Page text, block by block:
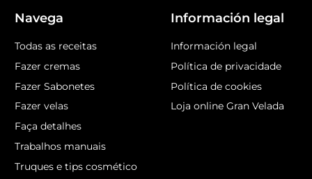
Navega
Todas as receitas
Fazer cremas
Fazer Sabonetes
Fazer velas
Faça detalhes
Trabalhos manuais
Truques e tips cosmético
Información legal
Información legal
Política de privacidade
Política de cookies
Loja online Gran Velada